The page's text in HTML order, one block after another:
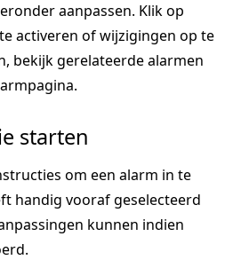
aanpassen. Klik op
activeren of wijzigingen op te
bekijk gerelateerde alarmen
starten
om een alarm in te
handig vooraf geselecteerd
kunnen indien